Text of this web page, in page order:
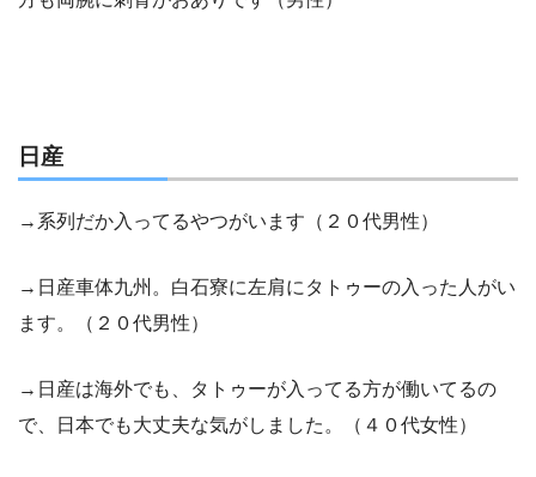
日産
→系列だか入ってるやつがいます（２０代男性）
→日産車体九州。白石寮に左肩にタトゥーの入った人がい
ます。（２０代男性）
→日産は海外でも、タトゥーが入ってる方が働いてるの
で、日本でも大丈夫な気がしました。（４０代女性）